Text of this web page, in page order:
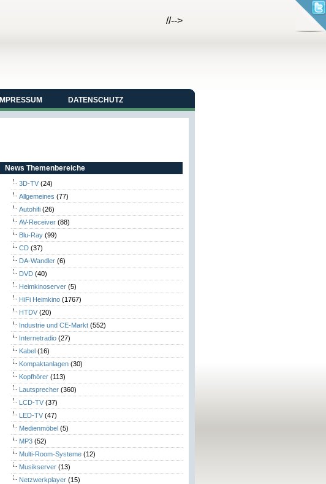
//-->
IMPRESSUM DATENSCHUTZ
News Themenbereiche
3D-TV (24)
Allgemeines (77)
Autohifi (26)
AV-Receiver (88)
Blu-Ray (99)
CD (37)
DA-Wandler (6)
DVD (40)
Heimkinoserver (5)
HiFi Heimkino (1767)
HTDV (20)
Industrie und CE-Markt (552)
Internetradio (27)
Kabel (16)
Kompaktanlagen (30)
Kopfhörer (113)
Lautsprecher (360)
LCD-TV (37)
LED-TV (47)
Medienmöbel (5)
MP3 (52)
Multi-Room-Systeme (12)
Musikserver (13)
Netzwerkplayer (15)